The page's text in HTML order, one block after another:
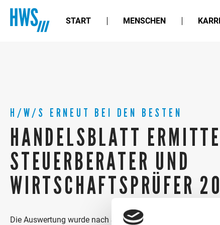
START MENSCHEN
H/W/S ERNEUT BEI DEN BESTEN
HANDELSBLATT
STEUERBERATER UND
WIRTSCHAFTSPRÜFER
Die Auswertung wurde nach Städten, Sachgebieten,